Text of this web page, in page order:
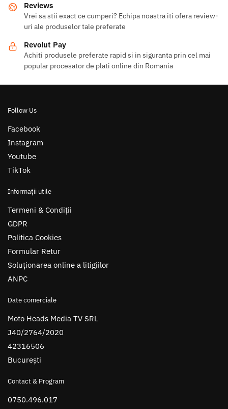
Reviews
Vrei sa stii exact ce cumperi? Echipa noastra iti ofera review-
uri ale produselor tale preferate
Revolut Pay
Achiti produsele preferate rapid si in siguranta prin cel mai
popular procesator de plati online din Romania
Follow Us
Facebook
Instagram
Youtube
TikTok
Informații utile
Termeni & Condiții
GDPR
Politica Cookies
Formular Retur
Soluționarea online a litigiilor
ANPC
Date comerciale
Moto Heads Media TV SRL
J40/2764/2020
42316506
București
Contact & Program
0750.496.017